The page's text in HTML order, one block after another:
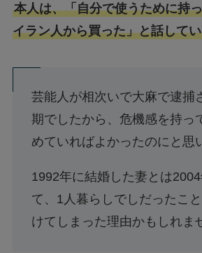
本人は、「自分で使うために持
イラン人から買った」と話して
芸能人が相次いで大麻で逮捕
期でしたから、危機感を持っ
めていればよかったのにと思
1992年に結婚した妻とは
て、1人暮らしでしだったこ
けてしまった理由かもしれま